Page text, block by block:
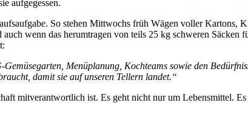
aufgegessen.
So stehen Mittwochs früh Wägen voller Kartons,
wenn das herumtragen von teils 25 kg schweren Säcken
Menüplanung, Kochteams sowie den
damit sie auf unseren Tellern landet.“
mitverantwortlich ist. Es geht nicht nur um Lebensmittel.